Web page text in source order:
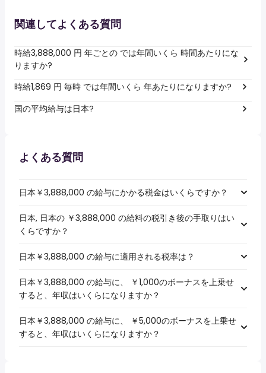
関連してよくある質問
時給3,888,000 円 年ごとの では年間いくら 時間あたりにな
りますか?
時給1,869 円 毎時 では年間いくら 年あたりになりますか?
国の平均給与は日本?
よくある質問
日本￥3,888,000 の給与にかかる税金はいくらですか？
日本, 日本の ￥3,888,000 の給料の税引き後の手取りはい
くらですか？
日本￥3,888,000 の給与に適用される税率は？
日本￥3,888,000 の給与に、 ￥1,000のボーナスを上乗せ
すると、年収はいくらになりますか？
日本￥3,888,000 の給与に、 ￥5,000のボーナスを上乗せ
すると、年収はいくらになりますか？